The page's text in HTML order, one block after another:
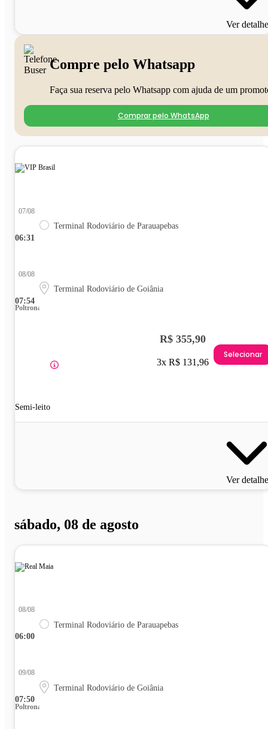
Ver
Compre pelo Whatsapp
Faça sua reserva pelo Whatsapp com ajuda de um
Comprar pelo WhatsApp
06:31
07/08
Terminal Rodoviário de Parauapebas
07:54
08/08
Terminal Rodoviário de Goiânia
Poltrona
Semi-leito
R$ 355,90
3x R$ 131,96
Selecionar
Ver
sábado, 08 de agosto
06:00
08/08
Terminal Rodoviário de Parauapebas
07:50
09/08
Terminal Rodoviário de Goiânia
Poltrona